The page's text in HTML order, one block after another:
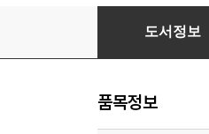
Flask 기반의 파
도서정보
품목정보